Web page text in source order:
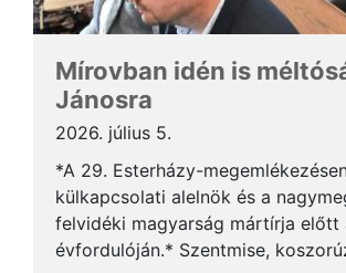
Mírovban idén is
Jánosra
2026. július 5.
*A 29. Esterházy-
külkapcsolati alelnök és a
felvidéki magyarság mártírja előtt
évfordulóján.* Szentmise,